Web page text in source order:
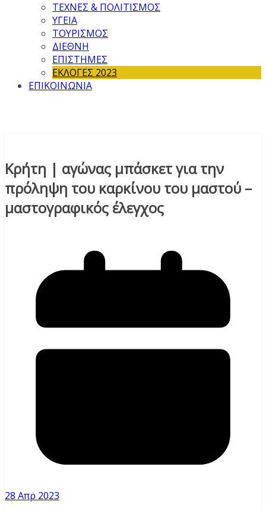
ΤΕΧΝΕΣ & ΠΟΛΙΤΙΣΜΟΣ
ΥΓΕΙΑ
ΤΟΥΡΙΣΜΟΣ
ΔΙΕΘΝΗ
ΕΠΙΣΤΗΜΕΣ
ΕΚΛΟΓΕΣ 2023
ΕΠΙΚΟΙΝΩΝΙΑ
Κρήτη | αγώνας μπάσκετ για την
πρόληψη του καρκίνου του μαστού –
μαστογραφικός έλεγχος
28 Απρ 2023